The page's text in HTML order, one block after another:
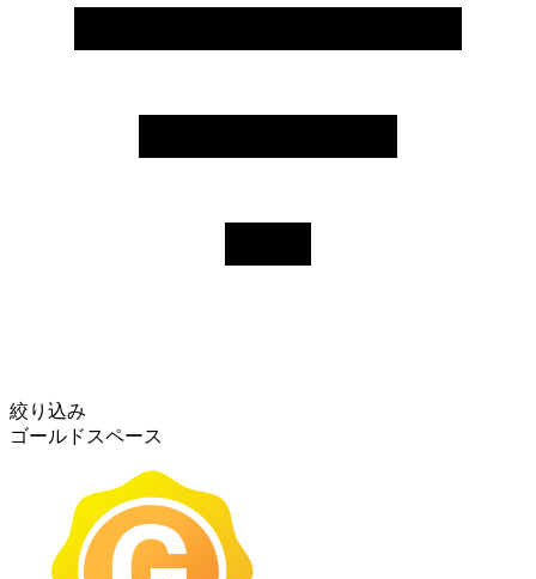
絞り込み
ゴールドスペース